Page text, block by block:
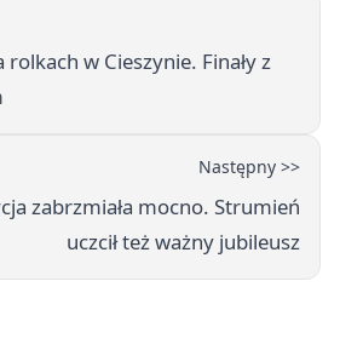
w Cieszynie. Finały z
Następny >>
zabrzmiała mocno. Strumień
uczcił też ważny jubileusz